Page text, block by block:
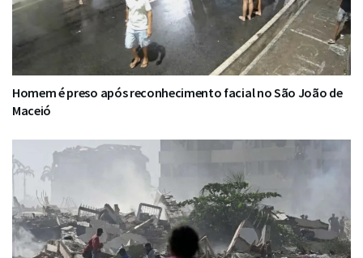
Homem é preso após reconhecimento facial no São João de
Maceió